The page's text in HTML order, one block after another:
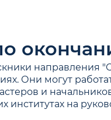
направления
Они могут
и
институтах на